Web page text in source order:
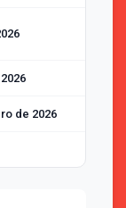
de 2026